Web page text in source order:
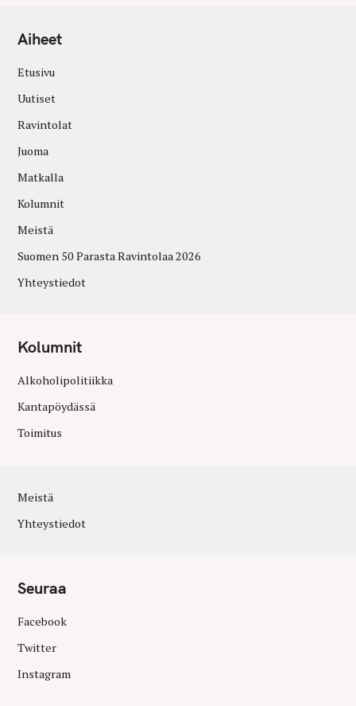
Aiheet
Etusivu
Uutiset
Ravintolat
Juoma
Matkalla
Kolumnit
Meistä
Suomen 50 Parasta Ravintolaa 2026
Yhteystiedot
Kolumnit
Alkoholipolitiikka
Kantapöydässä
Toimitus
Meistä
Yhteystiedot
Seuraa
Facebook
Twitter
Instagram